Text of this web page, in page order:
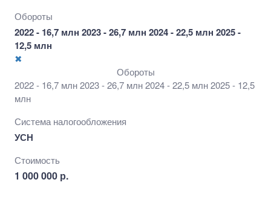
Обороты
2022 - 16,7 млн 2023 - 26,7 млн 2024 - 22,5 млн 2025 -
12,5 млн
✖
Обороты
2022 - 16,7 млн 2023 - 26,7 млн 2024 - 22,5 млн 2025 - 12,5
млн
Система налогообложения
УСН
Стоимость
1 000 000 р.